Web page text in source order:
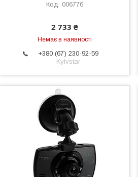
006776
2 733 ₴
Немає в наявності
+380 (67) 230-92-59
Kyivstar